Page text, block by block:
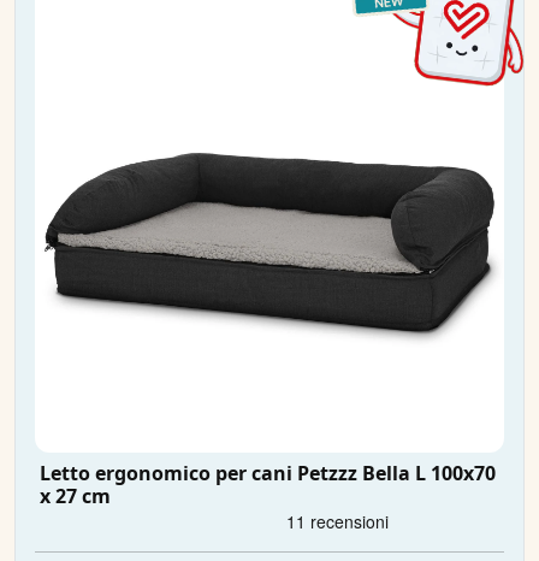
Letto ergonomico per cani Petzzz Bella L 100x70
x 27 cm